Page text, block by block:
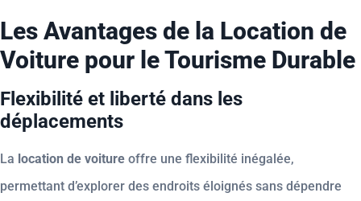
Les Avantages de la Location de
Voiture pour le Tourisme Durable
Flexibilité et liberté dans les
déplacements
La location de voiture offre une flexibilité inégalée,
permettant d’explorer des endroits éloignés sans dépendre